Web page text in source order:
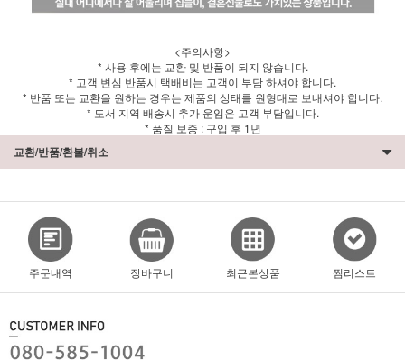
<주의사항>
* 사용 후에는 교환 및 반품이 되지 않습니다.
* 고객 변심 반품시 택배비는 고객이 부담 하셔야 합니다.
* 반품 또는 교환을 원하는 경우는 제품의 상태를 원형대로 보내셔야 합니다.
* 도서 지역 배송시 추가 운임은 고객 부담입니다.
* 품질 보증 : 구입 후 1년
교환/반품/환불/취소
주문내역 장바구니 최근본상품 찜리스트